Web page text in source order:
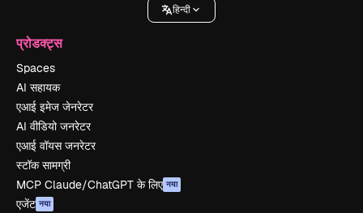
हिन्दी
प्रोडक्ट्स
Spaces
AI सहायक
एआई इमेज जेनरेटर
AI वीडियो जनरेटर
एआई वॉयस जनरेटर
स्टॉक सामग्री
MCP Claude/ChatGPT के लिए नया
एजेंट नया